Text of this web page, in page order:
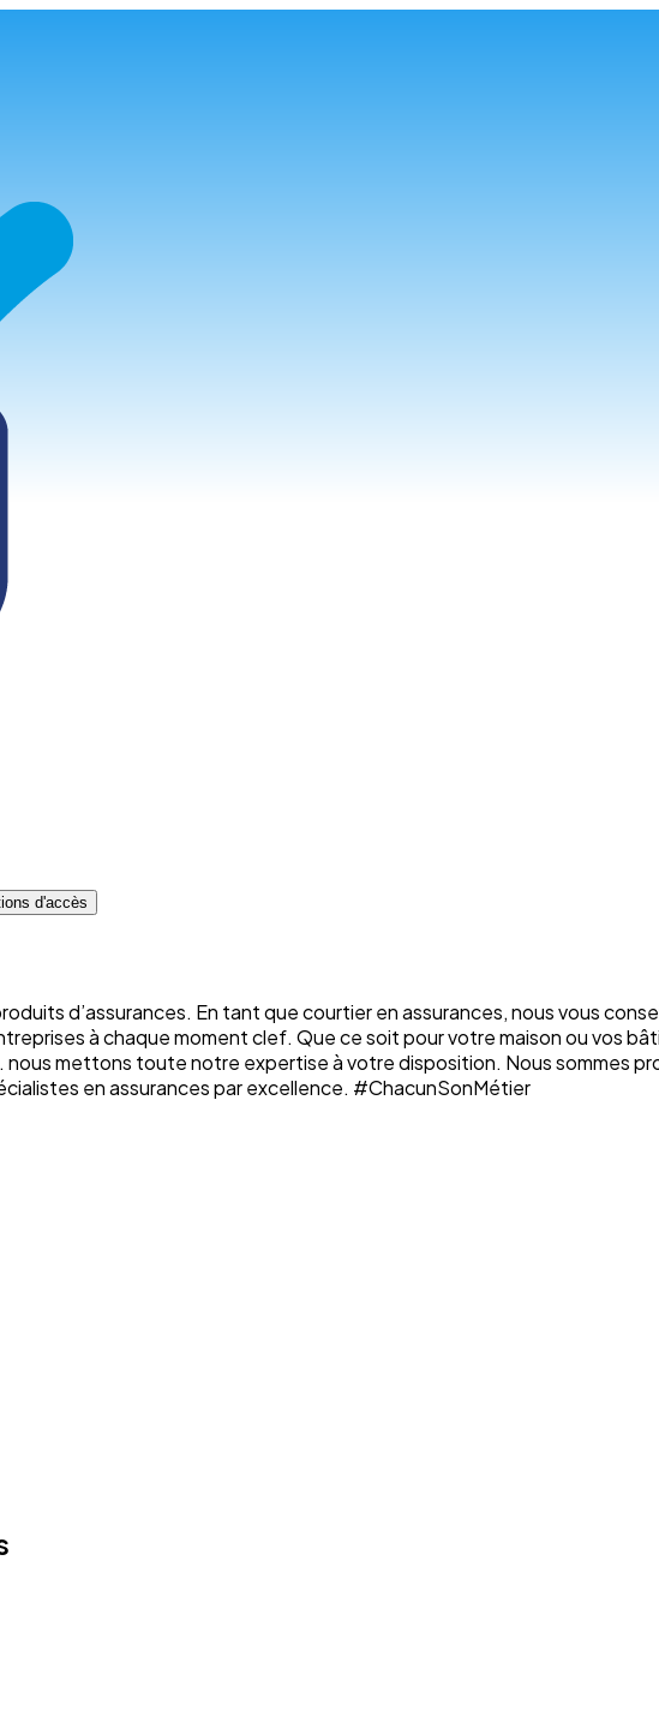
d'accès
d’assurances. En tant que courtier en assurances, nous vous
à chaque moment clef. Que ce soit pour votre maison ou vos
mettons toute notre expertise à votre disposition. Nous sommes
en assurances par excellence. #ChacunSonMétier